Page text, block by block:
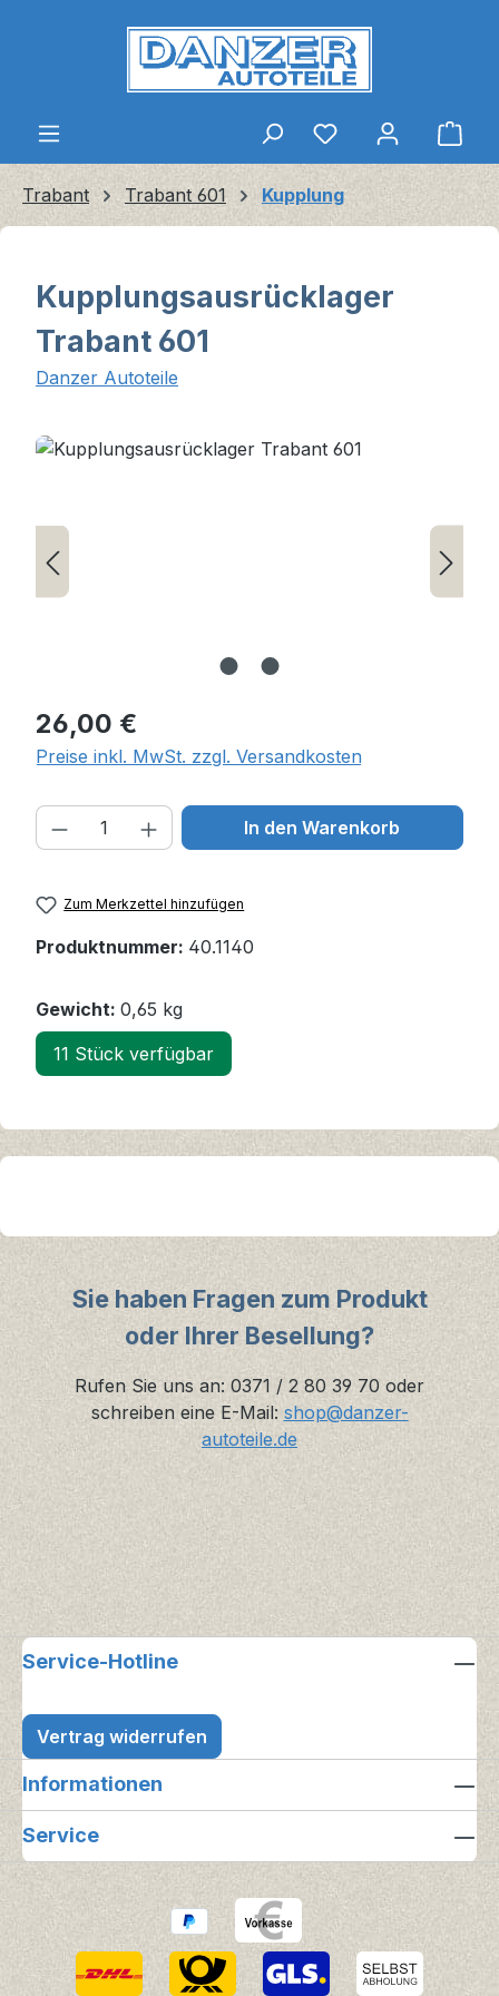
Zum Hauptinhalt springen
Trabant Trabant 601 Kupplung
Kupplungsausrücklager
Trabant 601
Danzer Autoteile
Bildergalerie überspringen
Regulärer Preis:
26,00 €
Preise inkl. MwSt. zzgl. Versandkosten
Produkt Anzahl: Gib den
In den Warenkorb
Zum Merkzettel hinzufügen
Produktnummer: 40.1140
Gewicht: 0,65 kg
11 Stück verfügbar
Sie haben Fragen zum Produkt
oder Ihrer Besellung?
Rufen Sie uns an: 0371 / 2 80 39 70 oder
schreiben eine E-Mail: shop@danzer-
autoteile.de
Service-Hotline
Vertrag widerrufen
Informationen
Service